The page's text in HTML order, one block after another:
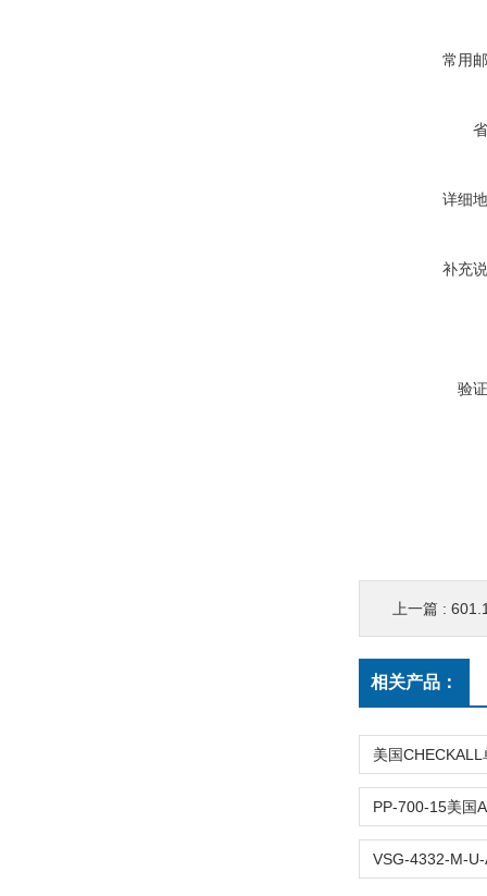
常用
详细
补充
验
上一篇 :
相关产品：